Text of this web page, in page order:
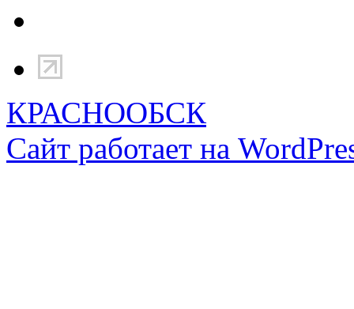
КРАСНООБСК
Сайт работает на